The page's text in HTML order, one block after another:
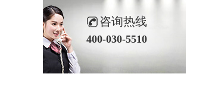
咨询热线
400-030-5510